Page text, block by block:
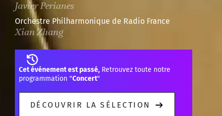
Javier Perianes
Orchestre Philharmonique de Radio France
Xian Zhang
Cet événement est passé, Retrouvez toute notre
programmation "Concert"
DÉCOUVRIR LA SÉLECTION